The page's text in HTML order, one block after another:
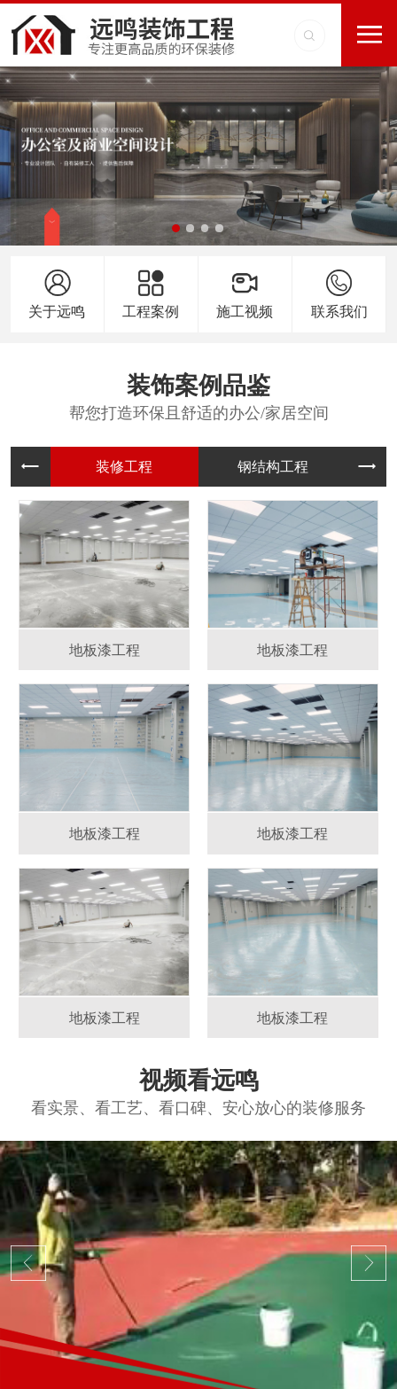
关于远鸣 工程案例 施工视频 联系我们
装饰案例品鉴
帮您打造环保且舒适的办公/家居空间
装修工程 钢结构工
地板漆工程 地板漆工程
地板漆工程 地板漆工程
地板漆工程 地板漆工程
视频看远鸣
看实景、看工艺、看口碑、安心放心的装修服务